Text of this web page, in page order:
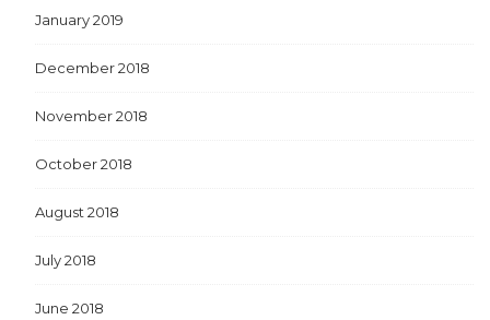
January 2019
December 2018
November 2018
October 2018
August 2018
July 2018
June 2018